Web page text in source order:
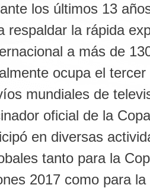
los últimos 13
respaldar la rápida
a más de
ocupa el
mundiales de
oficial de la
en diversas
tanto para la
2017 como para